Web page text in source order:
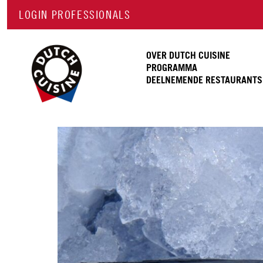
LOGIN PROFESSIONALS
OVER DUTCH CUISINE
PROGRAMMA
DEELNEMENDE RESTAURANTS